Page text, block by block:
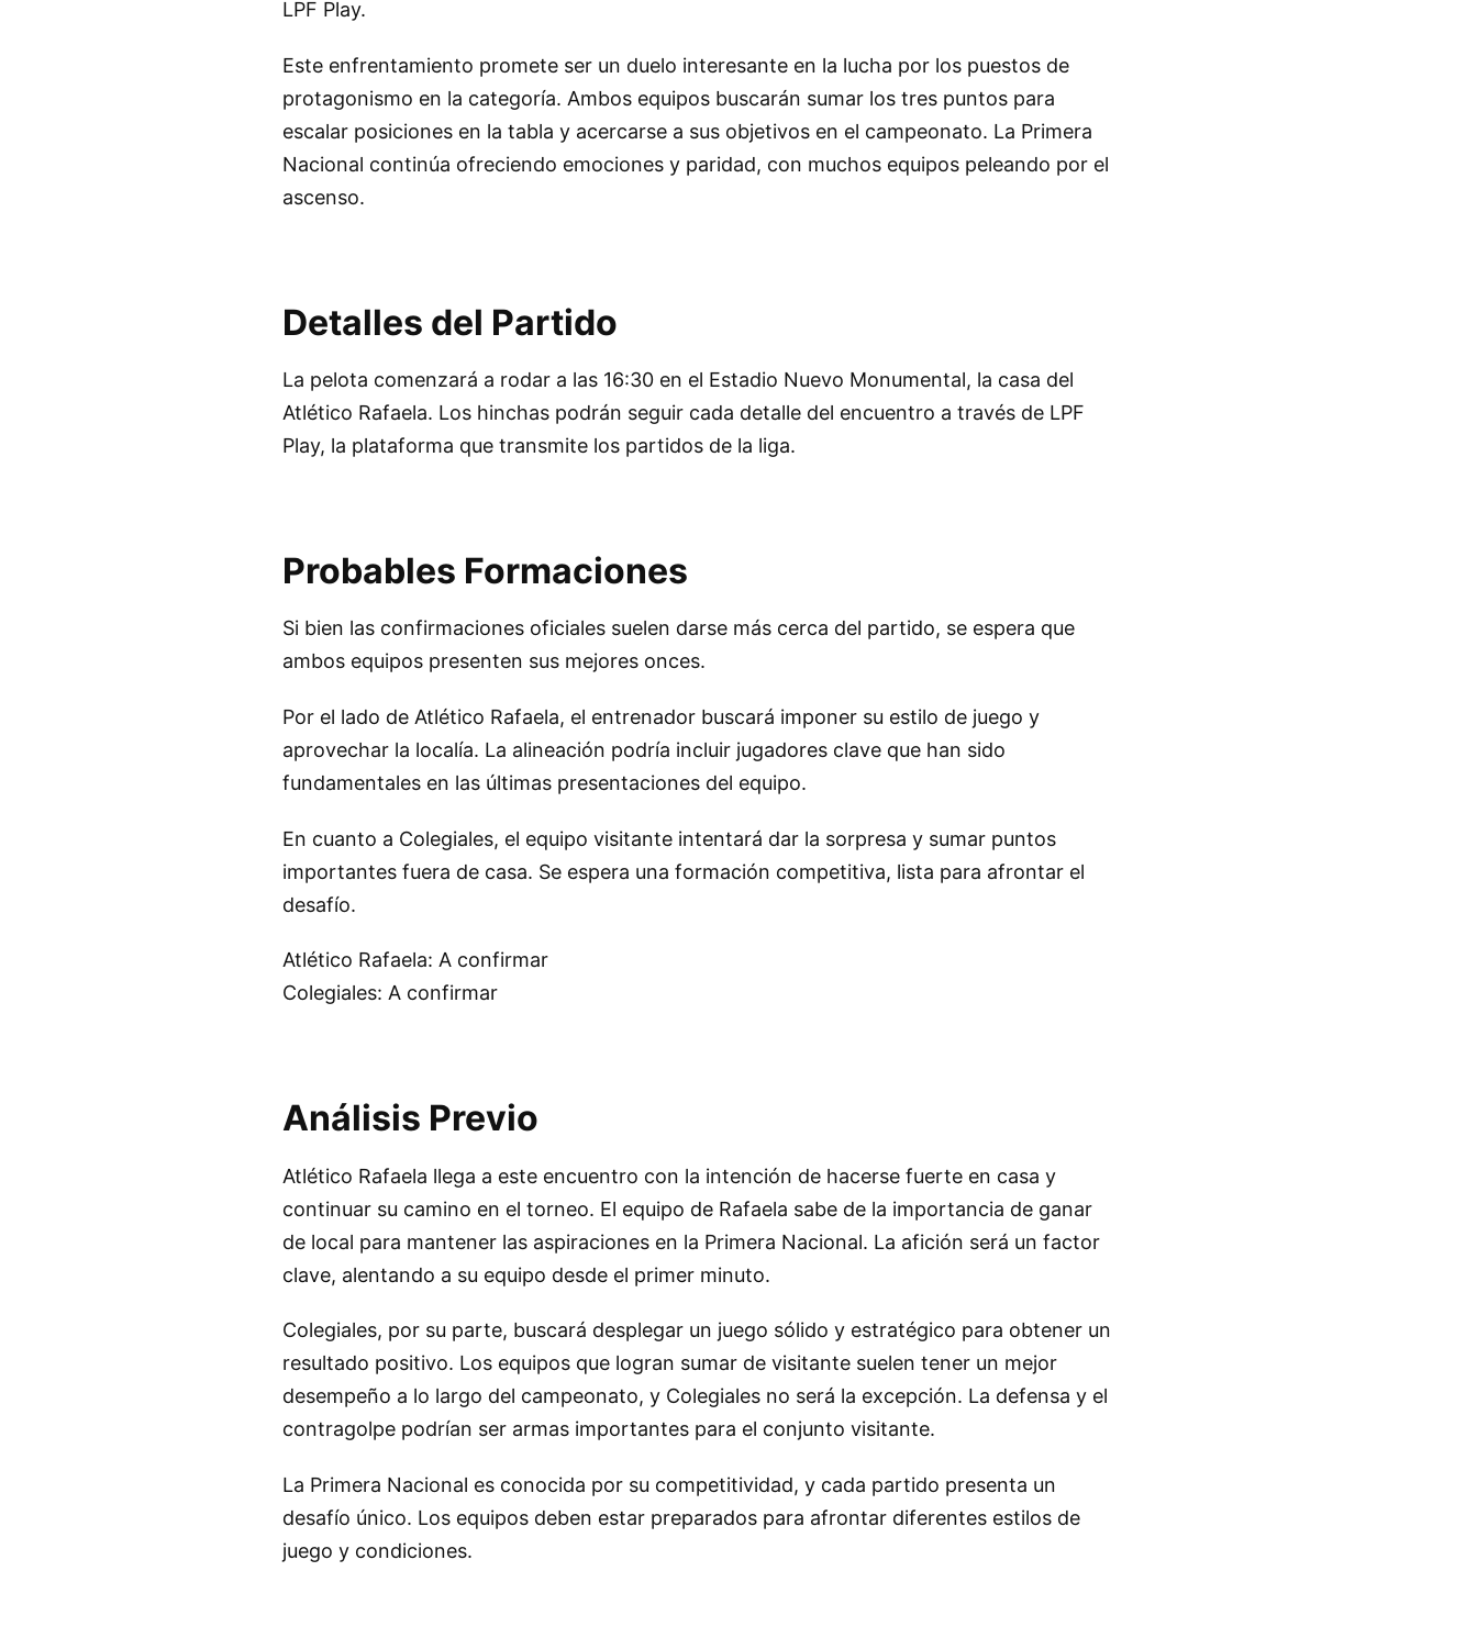
LPF Play.
Este enfrentamiento promete ser un duelo interesante en la lucha por los puestos de
protagonismo en la categoría. Ambos equipos buscarán sumar los tres puntos para
escalar posiciones en la tabla y acercarse a sus objetivos en el campeonato. La Primera
Nacional continúa ofreciendo emociones y paridad, con muchos equipos peleando por el
ascenso.
Detalles del Partido
La pelota comenzará a rodar a las 16:30 en el Estadio Nuevo Monumental, la casa del
Atlético Rafaela. Los hinchas podrán seguir cada detalle del encuentro a través de LPF
Play, la plataforma que transmite los partidos de la liga.
Probables Formaciones
Si bien las confirmaciones oficiales suelen darse más cerca del partido, se espera que
ambos equipos presenten sus mejores onces.
Por el lado de Atlético Rafaela, el entrenador buscará imponer su estilo de juego y
aprovechar la localía. La alineación podría incluir jugadores clave que han sido
fundamentales en las últimas presentaciones del equipo.
En cuanto a Colegiales, el equipo visitante intentará dar la sorpresa y sumar puntos
importantes fuera de casa. Se espera una formación competitiva, lista para afrontar el
desafío.
Atlético Rafaela: A confirmar
Colegiales: A confirmar
Análisis Previo
Atlético Rafaela llega a este encuentro con la intención de hacerse fuerte en casa y
continuar su camino en el torneo. El equipo de Rafaela sabe de la importancia de ganar
de local para mantener las aspiraciones en la Primera Nacional. La afición será un factor
clave, alentando a su equipo desde el primer minuto.
Colegiales, por su parte, buscará desplegar un juego sólido y estratégico para obtener un
resultado positivo. Los equipos que logran sumar de visitante suelen tener un mejor
desempeño a lo largo del campeonato, y Colegiales no será la excepción. La defensa y el
contragolpe podrían ser armas importantes para el conjunto visitante.
La Primera Nacional es conocida por su competitividad, y cada partido presenta un
desafío único. Los equipos deben estar preparados para afrontar diferentes estilos de
juego y condiciones.